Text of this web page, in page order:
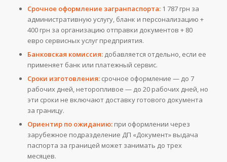
Срочное оформление загранпаспорта:1 787 грн за
административную услугу, бланк и персонализацию +
400 грн за организацию отправки документов + 80
евро сервисных услуг предприятия.
Банковская комиссия:добавляется отдельно, если ее
применяет банк или платежный сервис.
Сроки изготовления:срочное оформление — до 7
рабочих дней, неторопливое — до 20 рабочих дней, но
эти сроки не включают доставку готового документа
за границу.
Ориентир по ожиданию:при оформлении через
зарубежное подразделение ДП «Документ» выдача
паспорта за границей может занимать до трех
месяцев.